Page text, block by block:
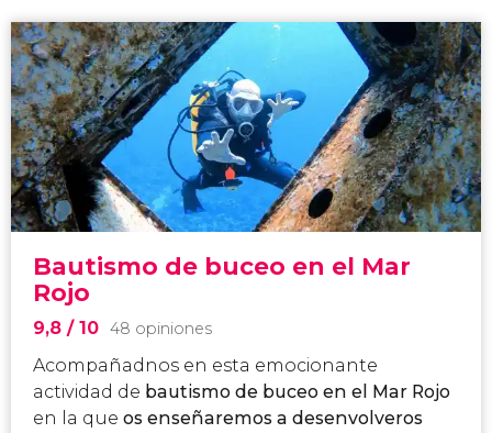
Bautismo de buceo en el Mar
Rojo
9,8 / 10 48 opiniones
Acompañadnos en esta emocionante
actividad de bautismo de buceo en el Mar Rojo
en la que os enseñaremos a desenvolveros